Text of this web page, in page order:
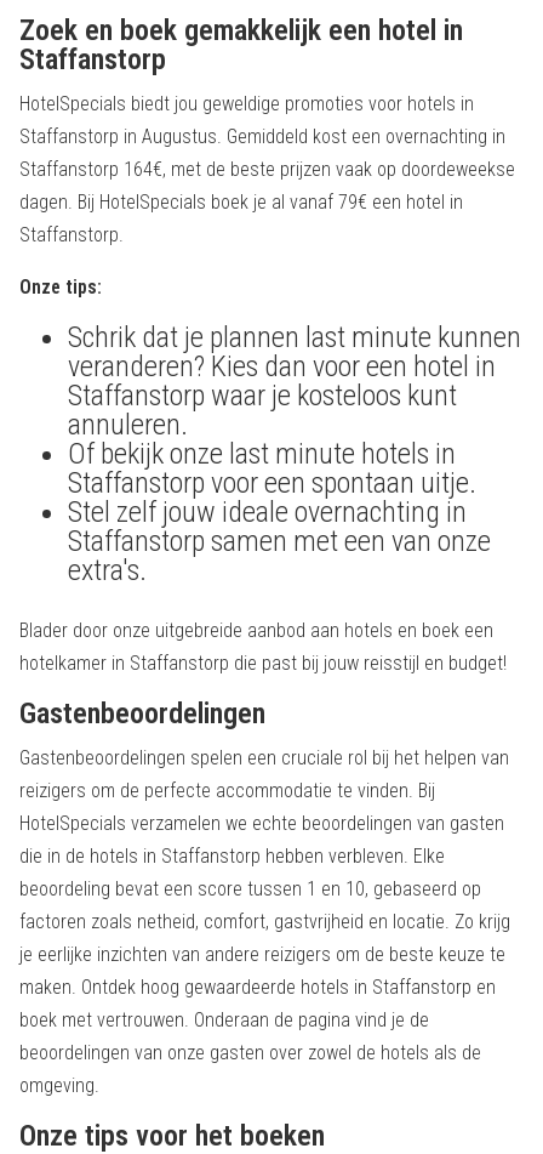
Zoek en boek gemakkelijk een hotel in
Staffanstorp
HotelSpecials biedt jou geweldige promoties voor hotels in
Staffanstorp in Augustus. Gemiddeld kost een overnachting in
Staffanstorp 164€, met de beste prijzen vaak op doordeweekse
dagen. Bij HotelSpecials boek je al vanaf 79€ een hotel in
Staffanstorp.
Onze tips:
Schrik dat je plannen last minute kunnen
veranderen? Kies dan voor een hotel in
Staffanstorp waar je kosteloos kunt
annuleren.
Of bekijk onze last minute hotels in
Staffanstorp voor een spontaan uitje.
Stel zelf jouw ideale overnachting in
Staffanstorp samen met een van onze
extra's.
Blader door onze uitgebreide aanbod aan hotels en boek een
hotelkamer in Staffanstorp die past bij jouw reisstijl en budget!
Gastenbeoordelingen
Gastenbeoordelingen spelen een cruciale rol bij het helpen van
reizigers om de perfecte accommodatie te vinden. Bij
HotelSpecials verzamelen we echte beoordelingen van gasten
die in de hotels in Staffanstorp hebben verbleven. Elke
beoordeling bevat een score tussen 1 en 10, gebaseerd op
factoren zoals netheid, comfort, gastvrijheid en locatie. Zo krijg
je eerlijke inzichten van andere reizigers om de beste keuze te
maken. Ontdek hoog gewaardeerde hotels in Staffanstorp en
boek met vertrouwen. Onderaan de pagina vind je de
beoordelingen van onze gasten over zowel de hotels als de
omgeving.
Onze tips voor het boeken